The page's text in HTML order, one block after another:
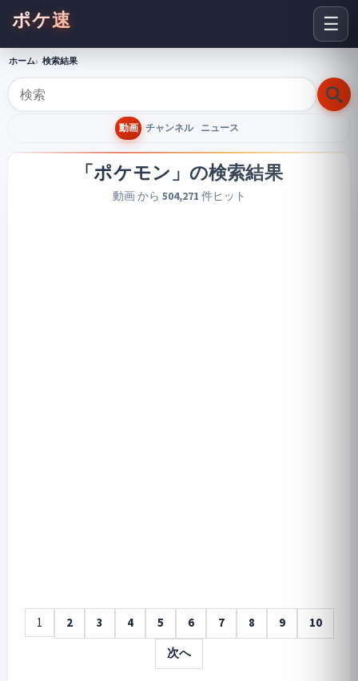
☰
ポケ速
ホーム 検索結果
動画 チャンネル ニュース
「ポケモン」 の検索結果
動画 から 504,271 件ヒット
1 2 3 4 5 6 7 8 9
10
次へ